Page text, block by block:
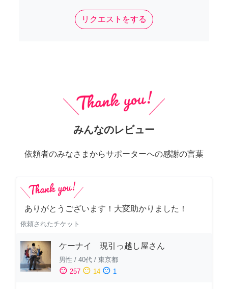
リクエストをする
みんなのレビュー
依頼者のみなさまからサポーターへの感謝の言葉
ありがとうございます！大変助かりました！
依頼されたチケット
ケーナイ 現引っ越し屋さん
男性 / 40代 / 東京都
sentiment_satisfied 257 sentiment_neutral 14 sentiment_dissatisfied 1